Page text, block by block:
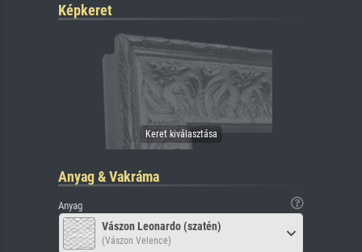
Képkeret
Anyag & Vakráma
Anyag
Vászon Leonardo (szatén)
(Vászon Velence)